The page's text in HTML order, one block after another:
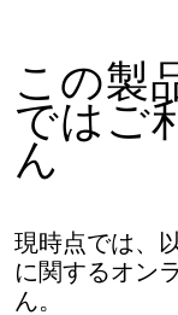
この製
ではご
ん
現時点では、
に関するオン
ん。